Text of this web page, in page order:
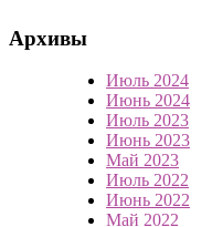
Архивы
Июль 2024
Июнь 2024
Июль 2023
Июнь 2023
Май 2023
Июль 2022
Июнь 2022
Май 2022